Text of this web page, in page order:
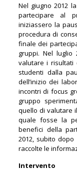
Nel giugno 2012
partecipare al
iniziassero la
procedura di
finale dei
gruppi. Nel luglio
valutare i risultati
studenti dalla
dell’inizio dei
incontri di focus
gruppo
quello di valutare
quale fosse la
benefici della
2012, subito
raccolte le
Intervento